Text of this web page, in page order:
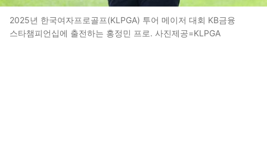
2025년 한국여자프로골프(KLPGA) 투어 메이저 대회 KB금융
스타챔피언십에 출전하는 홍정민 프로. 사진제공=KLPGA